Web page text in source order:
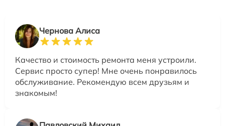
Чернова Алиса
Качество и стоимость ремонта меня устроили.
Сервис просто супер! Мне очень понравилось
обслуживание. Рекомендую всем друзьям и
знакомым!